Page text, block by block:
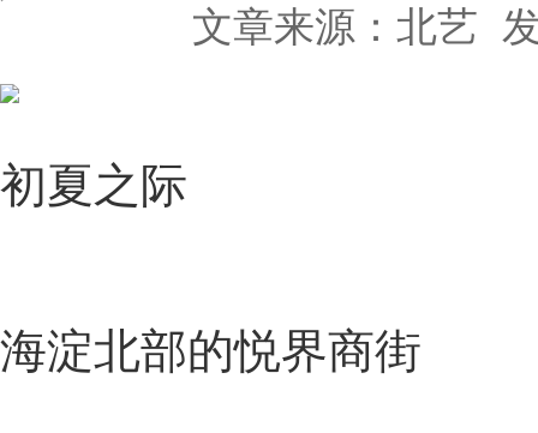
文章来源：北艺
初夏之际
海淀北部的悦界商街